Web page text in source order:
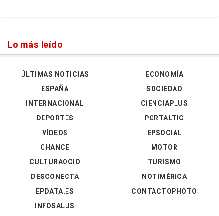
Lo más leído
ÚLTIMAS NOTICIAS
ESPAÑA
INTERNACIONAL
DEPORTES
VÍDEOS
ECONOMÍA
SOCIEDAD
CIENCIAPLUS
PORTALTIC
EPSOCIAL
CHANCE
CULTURAOCIO
DESCONECTA
EPDATA.ES
INFOSALUS
MOTOR
TURISMO
NOTIMÉRICA
CONTACTOPHOTO